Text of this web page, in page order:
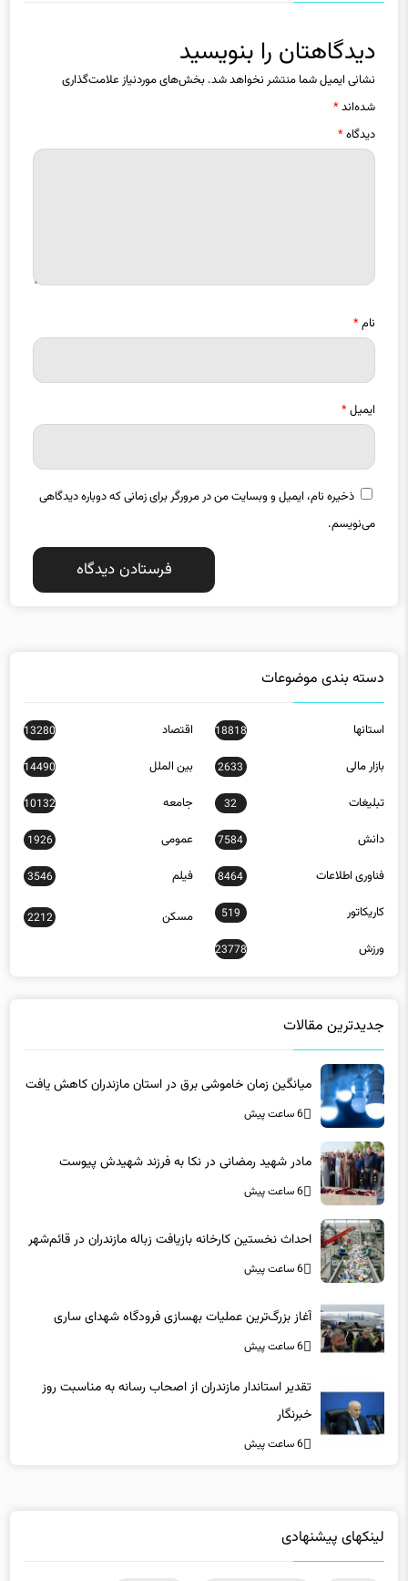
دیدگاهتان را بنویسید
نشانی ایمیل شما منتشر نخواهد شد. بخش‌های موردنیاز علامت‌گذاری
شده‌اند*
دیدگاه*
نام*
ایمیل*
ذخیره نام، ایمیل و وبسایت من در مرورگر برای زمانی که دوباره دیدگاهی
می‌نویسم.
دسته بندی موضوعات
استانها 18818 اقتصاد 13280
بازار مالی 2633 بین الملل 14490
تبلیغات 32 جامعه 10132
دانش 7584 عمومی 1926
فناوری اطلاعات 8464 فیلم 3546
کاریکاتور 519 مسکن 2212
ورزش 23778
جدیدترین مقالات
میانگین زمان خاموشی برق در استان مازندران کاهش یافت
6 ساعت پیش
مادر شهید رمضانی در نکا به فرزند شهیدش پیوست
6 ساعت پیش
احداث نخستین کارخانه بازیافت زباله مازندران در قائم‌شهر
6 ساعت پیش
آغاز بزرگ‌ترین عملیات بهسازی فرودگاه شهدای ساری
6 ساعت پیش
تقدیر استاندار مازندران از اصحاب رسانه به مناسبت روز
خبرنگار
6 ساعت پیش
لینکهای پیشنهادی